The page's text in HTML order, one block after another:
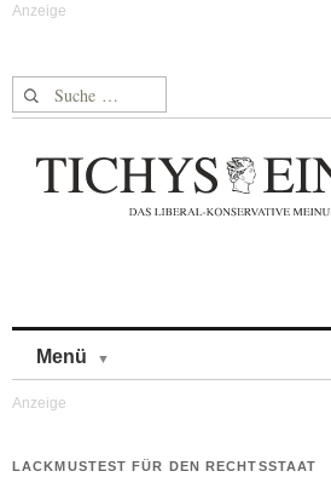
Suche nach:
Menü
LACKMUSTEST FÜR DEN RECHTSSTAAT